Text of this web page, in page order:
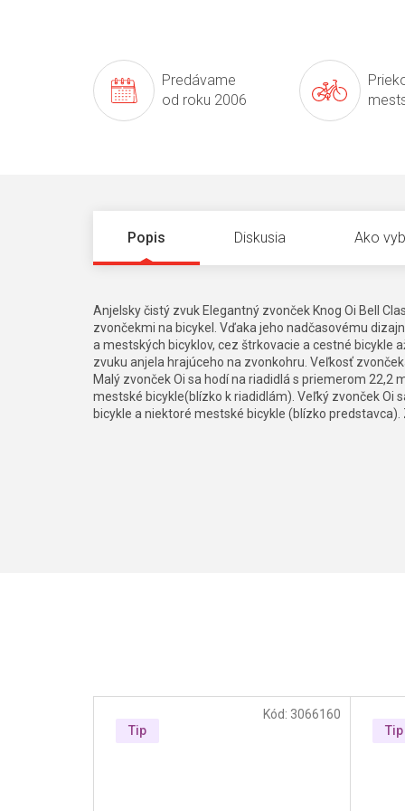
Predávame
od roku 2006
Tip
Kód: 3066160
Tip
Popis Diskusia Ako
Anjelsky čistý zvuk Elegantný zvonček Knog Oi Bell
zvončekmi na bicykel. Vďaka jeho nadčasovému
a mestských bicyklov, cez štrkovacie a cestné bicykle
zvuku anjela hrajúceho na zvonkohru. Veľkosť
Malý zvonček Oi sa hodí na riadidlá s priemerom 22,2
mestské bicykle(blízko k riadidlám). Veľký zvonček Oi
bicykle a niektoré mestské bicykle (blízko